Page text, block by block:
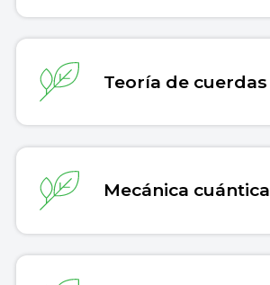
Teoría de cuerdas
Mecánica cuántica